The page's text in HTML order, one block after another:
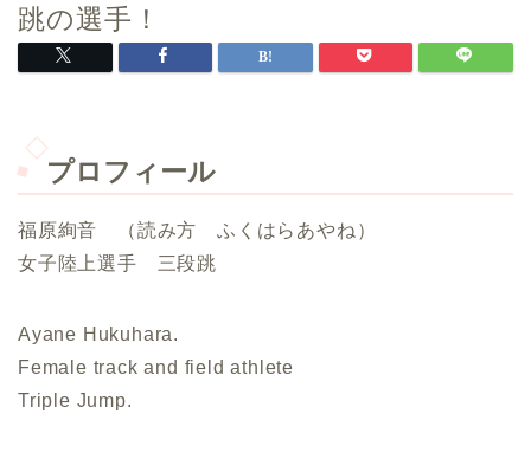
跳の選手！
プロフィール
福原絢音 （読み方 ふくはらあやね）
女子陸上選手 三段跳
Ayane Hukuhara.
Female track and field athlete
Triple Jump.